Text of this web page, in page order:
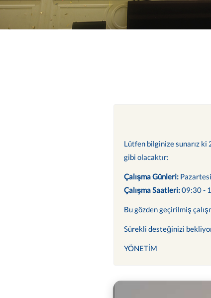
Lütfen bilginize sunarız
gibi olacaktır:
Çalışma Günleri:
Çalışma Saatleri:09:30 -
Bu gözden geçirilmiş
Sürekli desteğinizi
YÖNETİM